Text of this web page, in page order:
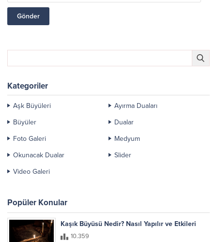
Kategoriler
Aşk Büyüleri
Ayırma Duaları
Büyüler
Dualar
Foto Galeri
Medyum
Okunacak Dualar
Slider
Video Galeri
Popüler Konular
Kaşık Büyüsü Nedir? Nasıl Yapılır ve Etkileri
10.359